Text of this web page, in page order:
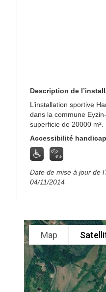
Description de
L’installation sportive
dans la commune
superficie de 20000 m².
Accessibilité
Date de mise à jour de
04/11/2014
Map